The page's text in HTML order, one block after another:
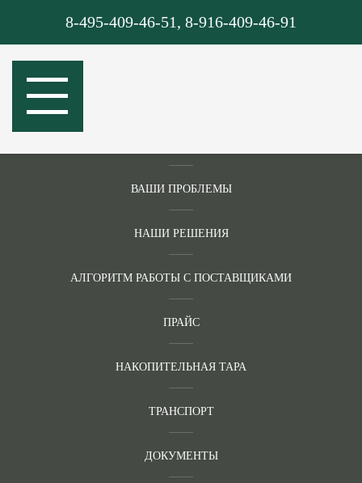
ВАШИ ПРОБЛЕМЫ
НАШИ РЕШЕНИЯ
АЛГОРИТМ РАБОТЫ С ПОСТАВЩИКАМИ
ПРАЙС
НАКОПИТЕЛЬНАЯ ТАРА
ТРАНСПОРТ
ДОКУМЕНТЫ
8-495-409-46-51, 8-916-409-46-91